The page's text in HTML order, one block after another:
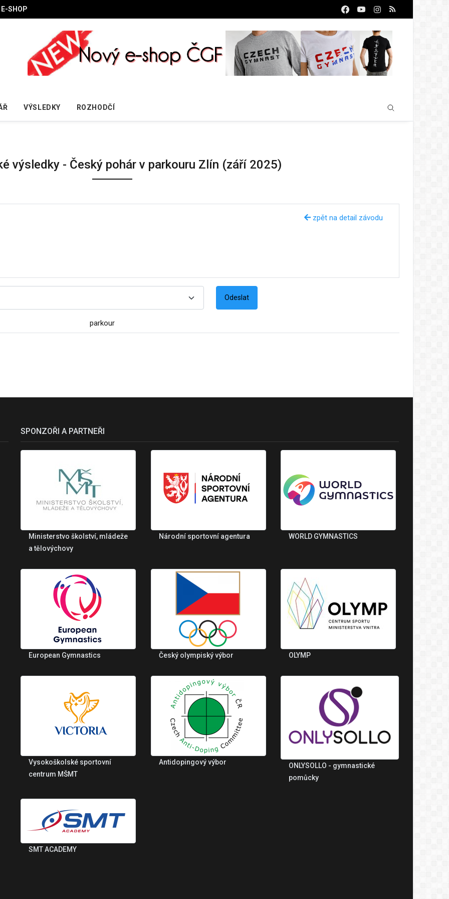
E-SHOP
VÝSLEDKY ROZHODČÍ
výsledky - Český pohár v parkouru Zlín (září 2025)
zpět na detail závodu
parkour
SPONZOŘI A PARTNEŘI
Ministerstvo školství, mládeže
a tělovýchovy
Národní sportovní agentura WORLD GYMNASTICS
European Gymnastics Český olympiský výbor OLYMP
Vysokoškolské sportovní
centrum MŠMT
Antidopingový výbor
ONLYSOLLO - gymnastické
pomůcky
SMT ACADEMY